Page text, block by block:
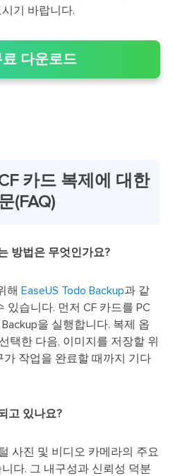
기 바랍니다.
료 다운로드
카드 복제에 대한
(FAQ)
방법은 무엇인가요?
해 EaseUS Todo Backup과 같
있습니다. 먼저 CF 카드를 PC
을 실행합니다. 복제 옵
택한 다음, 이미지를 저장할 위
가 작업을 완료할 때까지 기다
고 있나요?
사진 및 비디오 카메라의 주요
다. 그 내구성과 신뢰성 덕분